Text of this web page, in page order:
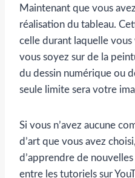
Maintenant que vous
réalisation du tableau.
celle durant laquelle vous
vous soyez sur de la
du dessin numérique ou
seule limite sera votre
Si vous n’avez aucune
d’art que vous avez
d’apprendre de
entre les tutoriels sur